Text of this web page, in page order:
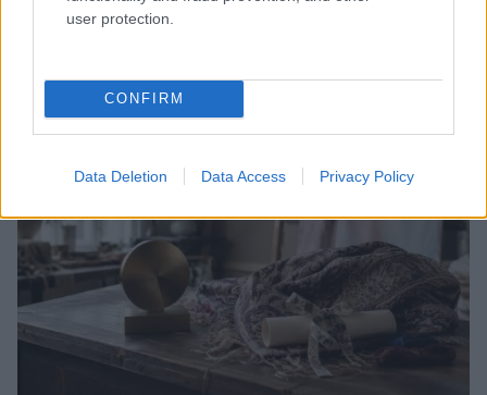
user protection.
CONFIRM
Data Deletion Data Access Privacy Policy
Scopri Rocca San Giovanni, il borgo abruzzese tra
Cristian Castiglioni · 8 Ago 2026